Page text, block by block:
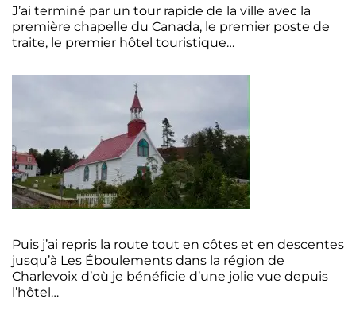
J’ai terminé par un tour rapide de la ville avec la
première chapelle du Canada, le premier poste de
traite, le premier hôtel touristique…
Puis j’ai repris la route tout en côtes et en descentes
jusqu’à Les Éboulements dans la région de
Charlevoix d’où je bénéficie d’une jolie vue depuis
l’hôtel…